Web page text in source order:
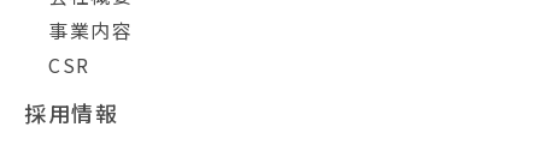
事業内容
CSR
採用情報